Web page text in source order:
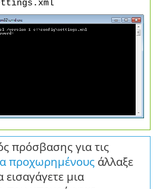
πρόσβασης για τις
προχωρημένους άλλαξε
εισαγάγετε μια